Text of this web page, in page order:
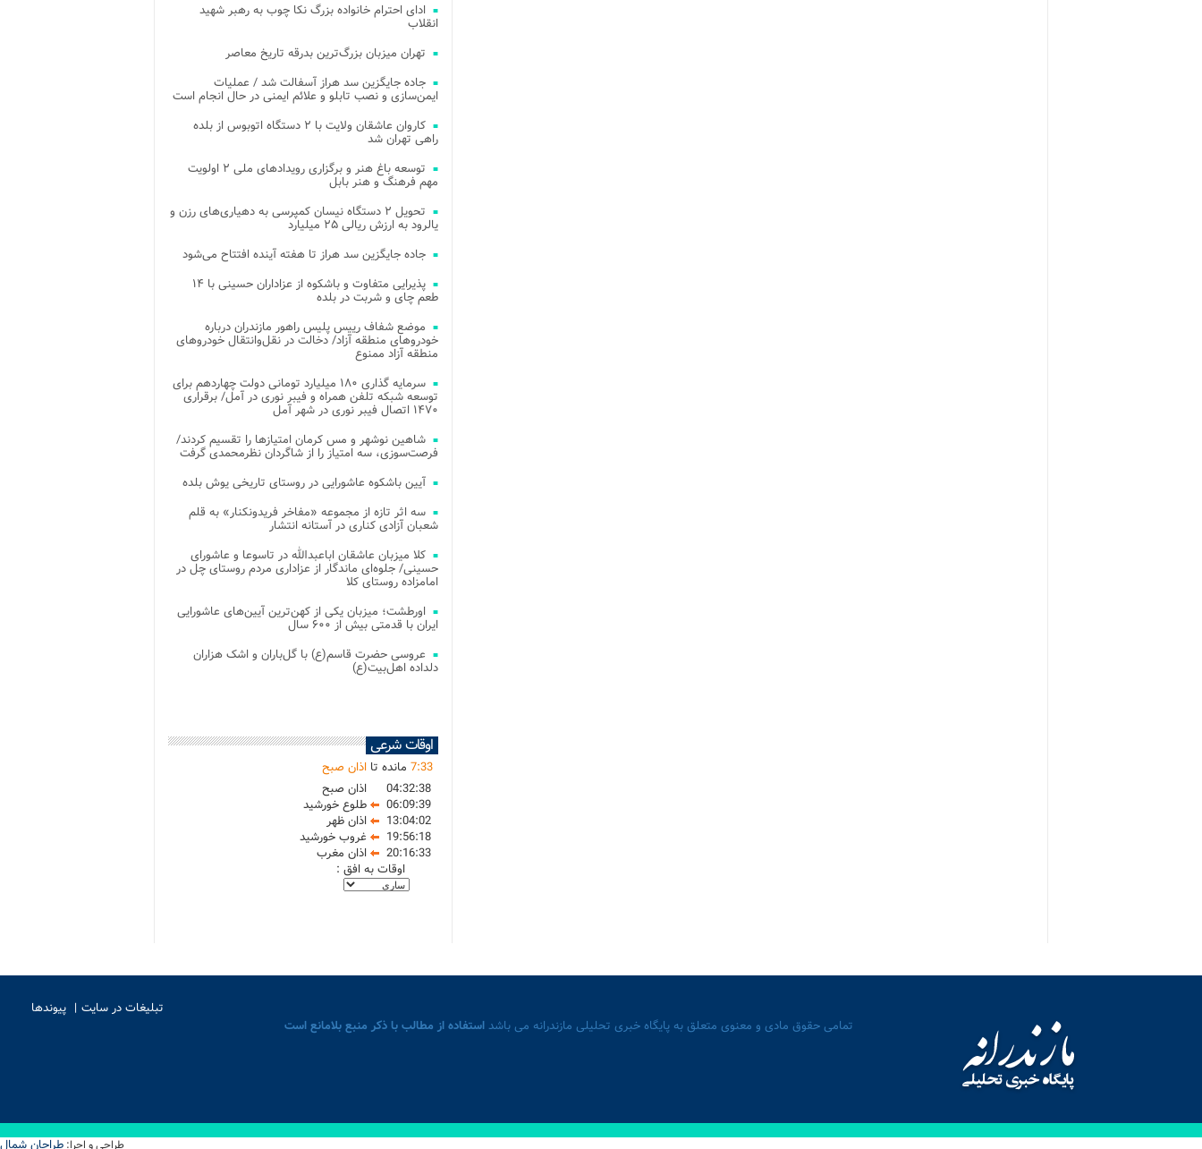
ادای احترام خانواده بزرگ نکا چوب به رهبر شهید
انقلاب
تهران میزبان بزرگ‌ترین بدرقه تاریخ معاصر
جاده جایگزین سد هراز آسفالت شد / عملیات
ایمن‌سازی و نصب تابلو و علائم ایمنی در حال انجام است
کاروان عاشقان ولایت با ۲ دستگاه اتوبوس از بلده
راهی تهران شد
توسعه باغ هنر و برگزاری رویدادهای ملی ۲ اولویت
مهم فرهنگ و هنر بابل
تحویل ۲ دستگاه نیسان کمپرسی به دهیاری‌های رزن و
یالرود به ارزش ریالی ۲۵ میلیارد
جاده جایگزین سد هراز تا هفته آینده افتتاح می‌شود
پذیرایی متفاوت و باشکوه از عزاداران حسینی با ۱۴
طعم چای و شربت در بلده
موضع شفاف رییس پلیس راهور مازندران درباره
خودروهای منطقه آزاد/ دخالت در نقل‌وانتقال خودروهای
منطقه آزاد ممنوع
سرمایه گذاری ۱۸۰ میلیارد تومانی دولت چهاردهم برای
توسعه شبکه تلفن همراه و فیبر نوری در آمل/ برقراری
۱۴۷۰ اتصال فیبر نوری در شهر آمل
شاهین نوشهر و مس کرمان امتیازها را تقسیم کردند/
فرصت‌سوزی، سه امتیاز را از شاگردان نظرمحمدی گرفت
آیین باشکوه عاشورایی در روستای تاریخی یوش بلده
سه اثر تازه از مجموعه «مفاخر فریدونکنار» به قلم
شعبان آزادی کناری در آستانه انتشار
کلا میزبان عاشقان اباعبدالله در تاسوعا و عاشورای
حسینی/ جلوه‌ای ماندگار از عزاداری مردم روستای چل در
امامزاده روستای کلا
اورطشت؛ میزبان یکی از کهن‌ترین آیین‌های عاشورایی
ایران با قدمتی بیش از ۶۰۰ سال
عروسی حضرت قاسم(ع) با گل‌باران و اشک هزاران
دلداده اهل‌بیت(ع)
اوقات شرعی
7:33 مانده تا اذان صبح
04:32:38
اذان صبح
06:09:39
طلوع خورشید
13:04:02
اذان ظهر
19:56:18
غروب خورشید
20:16:33
اذان مغرب
اوقات به افق :
تبلیغات در سایت
پیوندها
تمامی حقوق مادی و معنوی متعلق به پایگاه خبری تحلیلی مازندرانه می باشداستفاده از مطالب با ذکر منبع بلامانع است
طراحی و اجرا: طراحان شمال